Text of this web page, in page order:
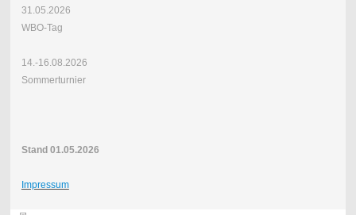
31.05.2026
WBO-Tag
14.-16.08.2026
Sommerturnier
Stand 01.05.2026
Impressum